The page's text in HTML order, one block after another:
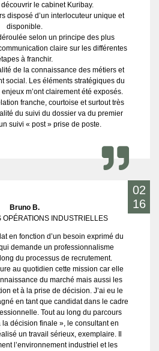
découvrir le cabinet Kuribay.
disposé d’un interlocuteur unique et
disponible.
selon un principe des plus
claire sur les différentes
à franchir.
de la connaissance des métiers et
social. Les éléments stratégiques du
m’ont clairement été exposés.
franche, courtoise et surtout très
du suivi du dossier va du premier
suivi « post » prise de poste.
02
16
Bruno B.
OPÉRATIONS INDUSTRIELLES
en fonction d’un besoin exprimé du
demande un professionnalisme
du processus de recrutement.
au quotidien cette mission car elle
du marché mais aussi les
et à la prise de décision. J’ai eu le
en tant que candidat dans le cadre
Tout au long du parcours
décision finale », le consultant en
un travail sérieux, exemplaire. Il
l’environnement industriel et les